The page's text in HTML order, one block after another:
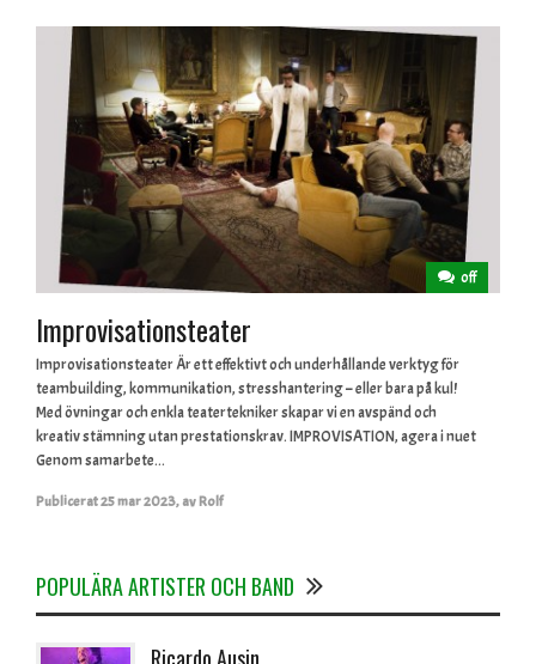
off
Improvisationsteater
Improvisationsteater Är ett effektivt och underhållande verktyg för
teambuilding, kommunikation, stresshantering – eller bara på kul!
Med övningar och enkla teatertekniker skapar vi en avspänd och
kreativ stämning utan prestationskrav. IMPROVISATION, agera i nuet
Genom samarbete...
Publicerat25 mar 2023,avRolf
POPULÄRA ARTISTER OCH BAND